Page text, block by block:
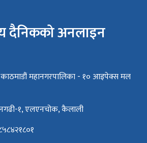
दैनिकको अनलाइन
काठमाडौं महानगरपालिका - १० आइपेक्स मल
१, एलएनचोक, कैलाली